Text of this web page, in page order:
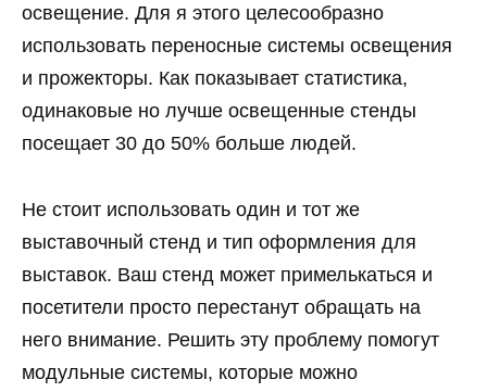
освещение. Для я этого целесообразно
использовать переносные системы освещения
и прожекторы. Как показывает статистика,
одинаковые но лучше освещенные стенды
посещает 30 до 50% больше людей.
Не стоит использовать один и тот же
выставочный стенд и тип оформления для
выставок. Ваш стенд может примелькаться и
посетители просто перестанут обращать на
него внимание. Решить эту проблему помогут
модульные системы, которые можно